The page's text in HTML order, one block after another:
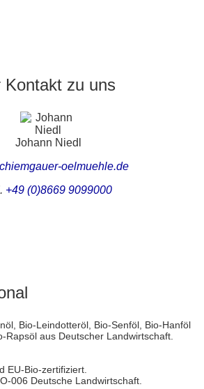
Kontakt zu uns
Johann Niedl
oelmuehle.de
+49 (0)8669 9099000
Bio-Leindotteröl, Bio-Senföl, Bio-Hanföl
Rapsöl aus Deutscher Landwirtschaft.
EU-Bio-zertifiziert.
006 Deutsche Landwirtschaft.